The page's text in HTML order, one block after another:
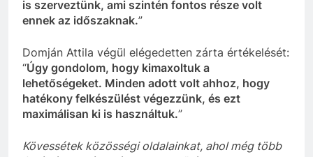
is szerveztünk, ami szintén fontos része volt
ennek az időszaknak.”
Domján Attila végül elégedetten zárta értékelését:
“Úgy gondolom, hogy kimaxoltuk a
lehetőségeket. Minden adott volt ahhoz, hogy
hatékony felkészülést végezzünk, és ezt
maximálisan ki is használtuk.”
Kövessétek közösségi oldalainkat, ahol még több